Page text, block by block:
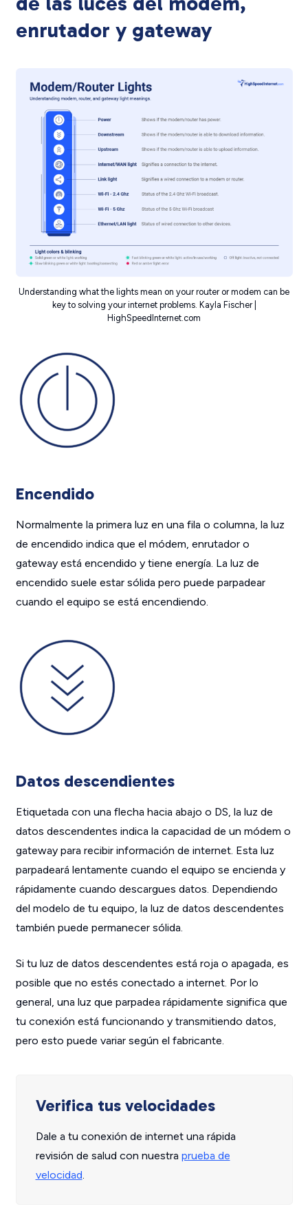
enrutador y gateway
Understanding what the lights mean on your router or modem can be
key to solving your internet problems. Kayla Fischer |
HighSpeedInternet.com
Encendido
Normalmente la primera luz en una fila o columna, la luz
de encendido indica que el módem, enrutador o
gateway está encendido y tiene energía. La luz de
encendido suele estar sólida pero puede parpadear
cuando el equipo se está encendiendo.
Datos descendientes
Etiquetada con una flecha hacia abajo o DS, la luz de
datos descendentes indica la capacidad de un módem o
gateway para recibir información de internet. Esta luz
parpadeará lentamente cuando el equipo se encienda y
rápidamente cuando descargues datos. Dependiendo
del modelo de tu equipo, la luz de datos descendentes
también puede permanecer sólida.
Si tu luz de datos descendentes está roja o apagada, es
posible que no estés conectado a internet. Por lo
general, una luz que parpadea rápidamente significa que
tu conexión está funcionando y transmitiendo datos,
pero esto puede variar según el fabricante.
Verifica tus velocidades
Dale a tu conexión de internet una rápida
revisión de salud con nuestra prueba de
velocidad.